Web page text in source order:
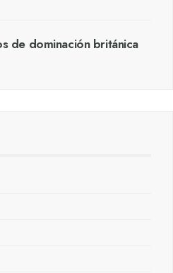
de dominación británica